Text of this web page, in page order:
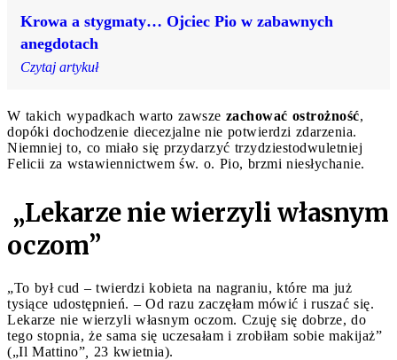
Krowa a stygmaty… Ojciec Pio w zabawnych
anegdotach
Czytaj artykuł
W takich wypadkach warto zawsze zachować ostrożność,
dopóki dochodzenie diecezjalne nie potwierdzi zdarzenia.
Niemniej to, co miało się przydarzyć trzydziestodwuletniej
Felicii za wstawiennictwem św. o. Pio, brzmi niesłychanie.
„Lekarze nie wierzyli własnym
oczom”
„To był cud – twierdzi kobieta na nagraniu, które ma już
tysiące udostępnień. – Od razu zaczęłam mówić i ruszać się.
Lekarze nie wierzyli własnym oczom. Czuję się dobrze, do
tego stopnia, że sama się uczesałam i zrobiłam sobie makijaż”
(„Il Mattino”
23 kwietnia).